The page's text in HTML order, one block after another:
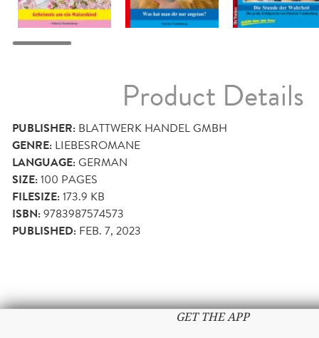
Product Details
PUBLISHER: BLATTWERK HANDEL GMBH
GENRE: LIEBESROMANE
LANGUAGE:GERMAN
SIZE:100 PAGES
FILESIZE:173.9 KB
ISBN:9783987574573
PUBLISHED: FEB. 7, 2023
GET THE APP